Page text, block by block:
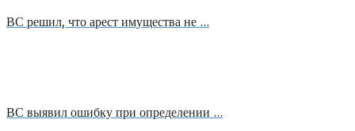
ВС решил, что арест имущества не …
ВС выявил ошибку при определении …